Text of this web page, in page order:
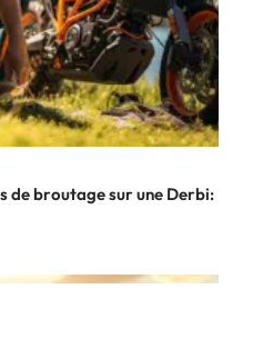
de broutage sur une Derbi: